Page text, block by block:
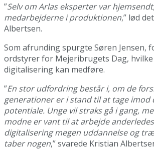
”Selv om Arlas eksperter var
medarbejderne i produktionen,” lød
Albertsen.
Som afrunding spurgte Søren Jensen,
ordstyrer for Mejeribrugets Dag,
digitalisering kan medføre.
”En stor udfordring består i, om de
generationer er i stand til at tage imod
potentiale. Unge vil straks gå i gang,
modne er vant til at arbejde
digitalisering megen uddannelse og
taber nogen,” svarede Kristian